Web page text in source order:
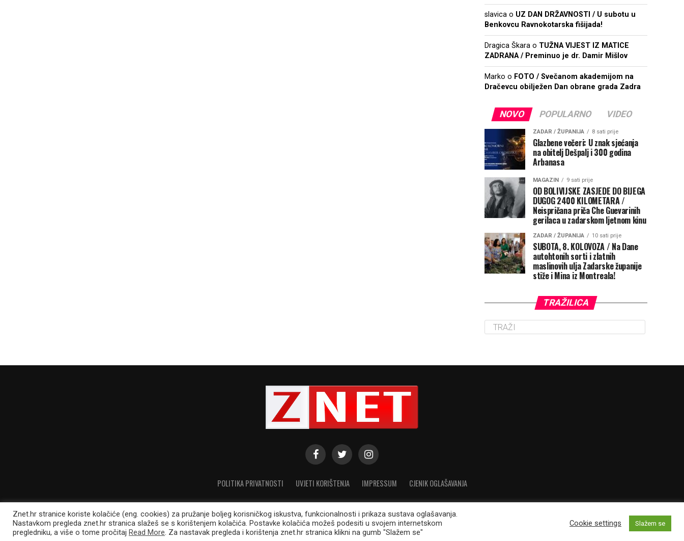
slavica o UZ DAN DRŽAVNOSTI / U subotu u
Benkovcu Ravnokotarska fišijada!
Dragica Škara o TUŽNA VIJEST IZ MATICE
ZADRANA / Preminuo je dr. Damir Mišlov
Marko o FOTO / Svečanom akademijom na
Dračevcu obilježen Dan obrane grada Zadra
NOVO POPULARNO VIDEO
ZADAR / ŽUPANIJA 8 sati prije
Glazbene večeri: U znak sjećanja
na obitelj Dešpalj i 300 godina
Arbanasa
MAGAZIN 9 sati prije
OD BOLIVIJSKE ZASJEDE DO BIJEGA
DUGOG 2400 KILOMETARA /
Neispričana priča Che Guevarinih
gerilaca u zadarskom ljetnom kinu
ZADAR / ŽUPANIJA 10 sati prije
SUBOTA, 8. KOLOVOZA / Na Dane
autohtonih sorti i zlatnih
maslinovih ulja Zadarske županije
stiže i Mina iz Montreala!
TRAŽILICA
POLITIKA PRIVATNOSTI UVJETI KORIŠTENJA IMPRESSUM CJENIK OGLAŠAVANJA
© 2021. Modicus d.o.o. Sva prava pridržana. ISSN: 1848-1000
Znet.hr stranice koriste kolačiće (eng. cookies) za pružanje boljeg korisničkog iskustva, funkcionalnosti i prikaza sustava oglašavanja.
Nastavkom pregleda znet.hr stranica slažeš se s korištenjem kolačića. Postavke kolačića možeš podesiti u svojem internetskom
pregledniku, a više o tome pročitaj Read More. Za nastavak pregleda i korištenja znet.hr stranica klikni na gumb "Slažem se"
Cookie settings Slažem se